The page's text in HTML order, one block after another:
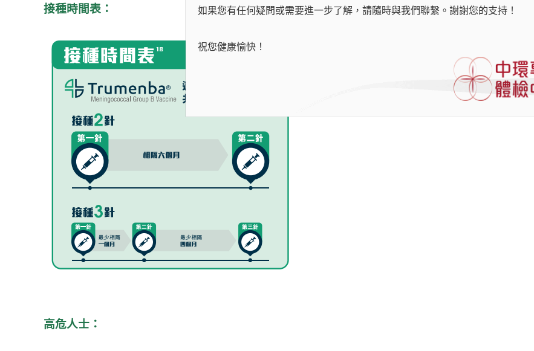
接種時間表：
高危人士：
如果您有任何疑問或需要進一步了解，請隨時與我們聯繫。謝謝您的支持！
祝您健康愉快！